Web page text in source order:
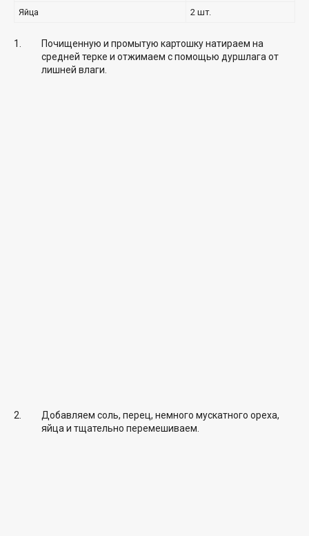
Яйца
2 шт.
Почищенную и промытую картошку натираем на
средней терке и отжимаем с помощью дуршлага от
лишней влаги.
Добавляем соль, перец, немного мускатного ореха,
яйца и тщательно перемешиваем.